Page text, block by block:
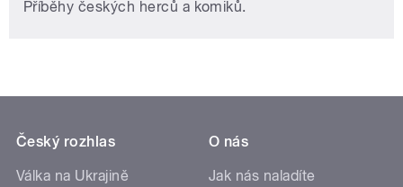
Příběhy českých herců a komiků.
Český rozhlas
Válka na Ukrajině
O nás
Jak nás naladíte